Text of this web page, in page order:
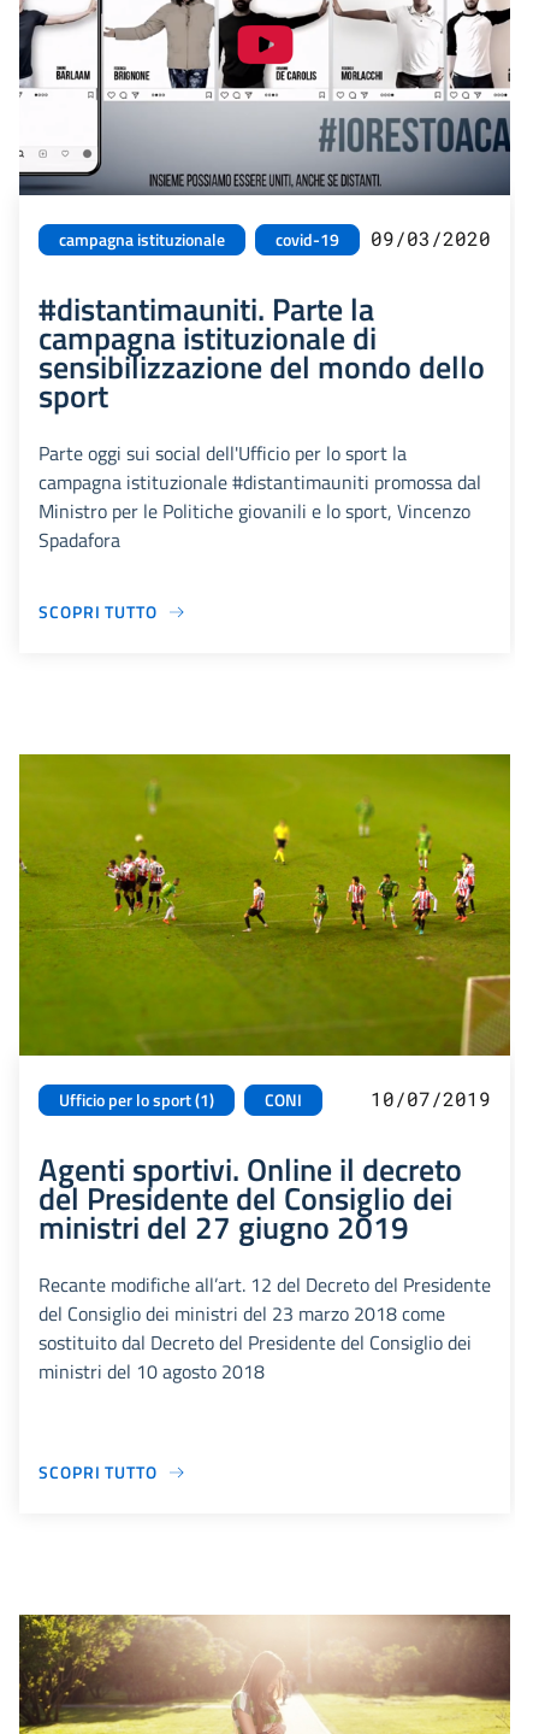
campagna istituzionale covid-19 09/03/2020
#distantimauniti. Parte la
campagna istituzionale di
sensibilizzazione del mondo dello
sport
Parte oggi sui social dell'Ufficio per lo sport la
campagna istituzionale #distantimauniti promossa dal
Ministro per le Politiche giovanili e lo sport, Vincenzo
Spadafora
SCOPRI TUTTO
Ufficio per lo sport (1) CONI 10/07/2019
Agenti sportivi. Online il decreto
del Presidente del Consiglio dei
ministri del 27 giugno 2019
Recante modifiche all’art. 12 del Decreto del Presidente
del Consiglio dei ministri del 23 marzo 2018 come
sostituito dal Decreto del Presidente del Consiglio dei
ministri del 10 agosto 2018
SCOPRI TUTTO